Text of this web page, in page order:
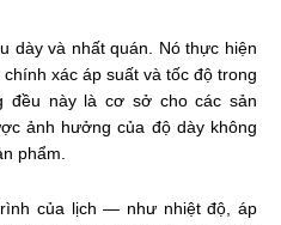
dày và nhất quán. Nó thực hiện
xác áp suất và tốc độ trong
đều này là cơ sở cho các sản
ảnh hưởng của độ dày không
phẩm.
của lịch — như nhiệt độ, áp